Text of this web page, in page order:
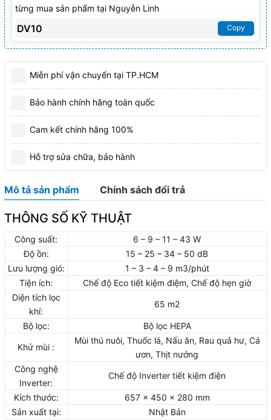
từng mua sản phẩm tại Nguyễn Linh
DV10 Copy
Miễn phí vận chuyển tại TP.HCM
Bảo hành chính hãng toàn quốc
Cam kết chính hãng 100%
Hỗ trợ sửa chữa, bảo hành
Mô tả sản phẩm Chính sách đổi trả
THÔNG SỐ KỸ THUẬT
Công suất:
6 – 9 – 11 – 43 W
Độ ồn:
15 – 25 – 34 – 50 dB
Lưu lượng gió:
1 – 3 – 4 – 9 m3/phút
Tiện ích:
Chế độ Eco tiết kiệm điệm, Chế độ hẹn giờ
Diện tích lọc
khí:
65 m2
Bộ lọc: Bộ lọc HEPA
Khử mùi :
Mùi thú nuôi, Thuốc lá, Nấu ăn, Rau quả hư, Cá
ươn, Thịt nướng
Công nghệ
Inverter:
Chế độ Inverter tiết kiệm điện
Kích thước:
657 x 450 x 280 mm
Sản xuất tại:
Nhật Bản